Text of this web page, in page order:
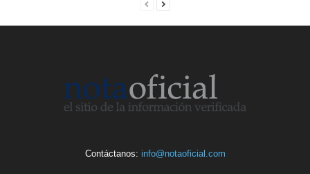
Contáctanos: info@notaoficial.com